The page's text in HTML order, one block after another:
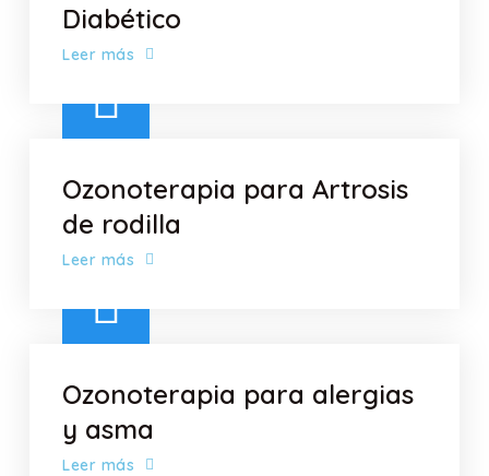
Diabético
Leer más
Ozonoterapia para Artrosis
de rodilla
Leer más
Ozonoterapia para alergias
y asma
Leer más